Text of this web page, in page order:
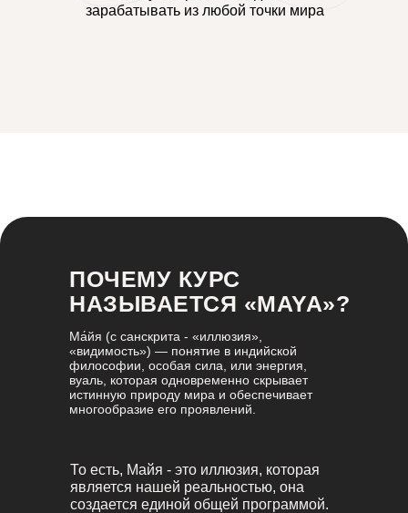
зарабатывать из любой точки мира
Ма́йя (с санскрита - «иллюзия»,
«видимость») — понятие в индийской
философии, особая сила, или энергия,
вуаль, которая одновременно скрывает
истинную природу мира и обеспечивает
многообразие его проявлений.
ПОЧЕМУ КУРС
НАЗЫВАЕТСЯ «MAYA»?
То есть, Майя - это иллюзия, которая
является нашей реальностью, она
создается единой общей программой.